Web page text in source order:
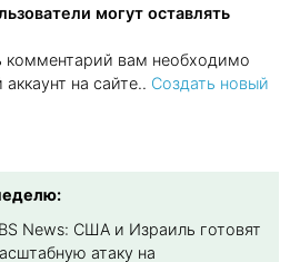
могут оставлять
комментарий вам необходимо
на сайте.. Создать новый
News: США и Израиль готовят
атаку на